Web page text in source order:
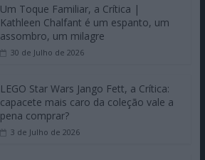
Um Toque Familiar, a Crítica |
Kathleen Chalfant é um espanto, um
assombro, um milagre
30 de Julho de 2026
LEGO Star Wars Jango Fett, a Crítica:
capacete mais caro da coleção vale a
pena comprar?
3 de Julho de 2026